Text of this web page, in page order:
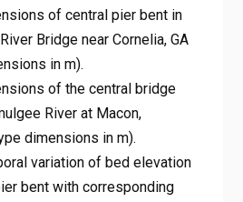
of central pier bent in
Bridge near Cornelia, GA
in m).
of the central bridge
River at Macon,
dimensions in m).
variation of bed elevation
bent with corresponding